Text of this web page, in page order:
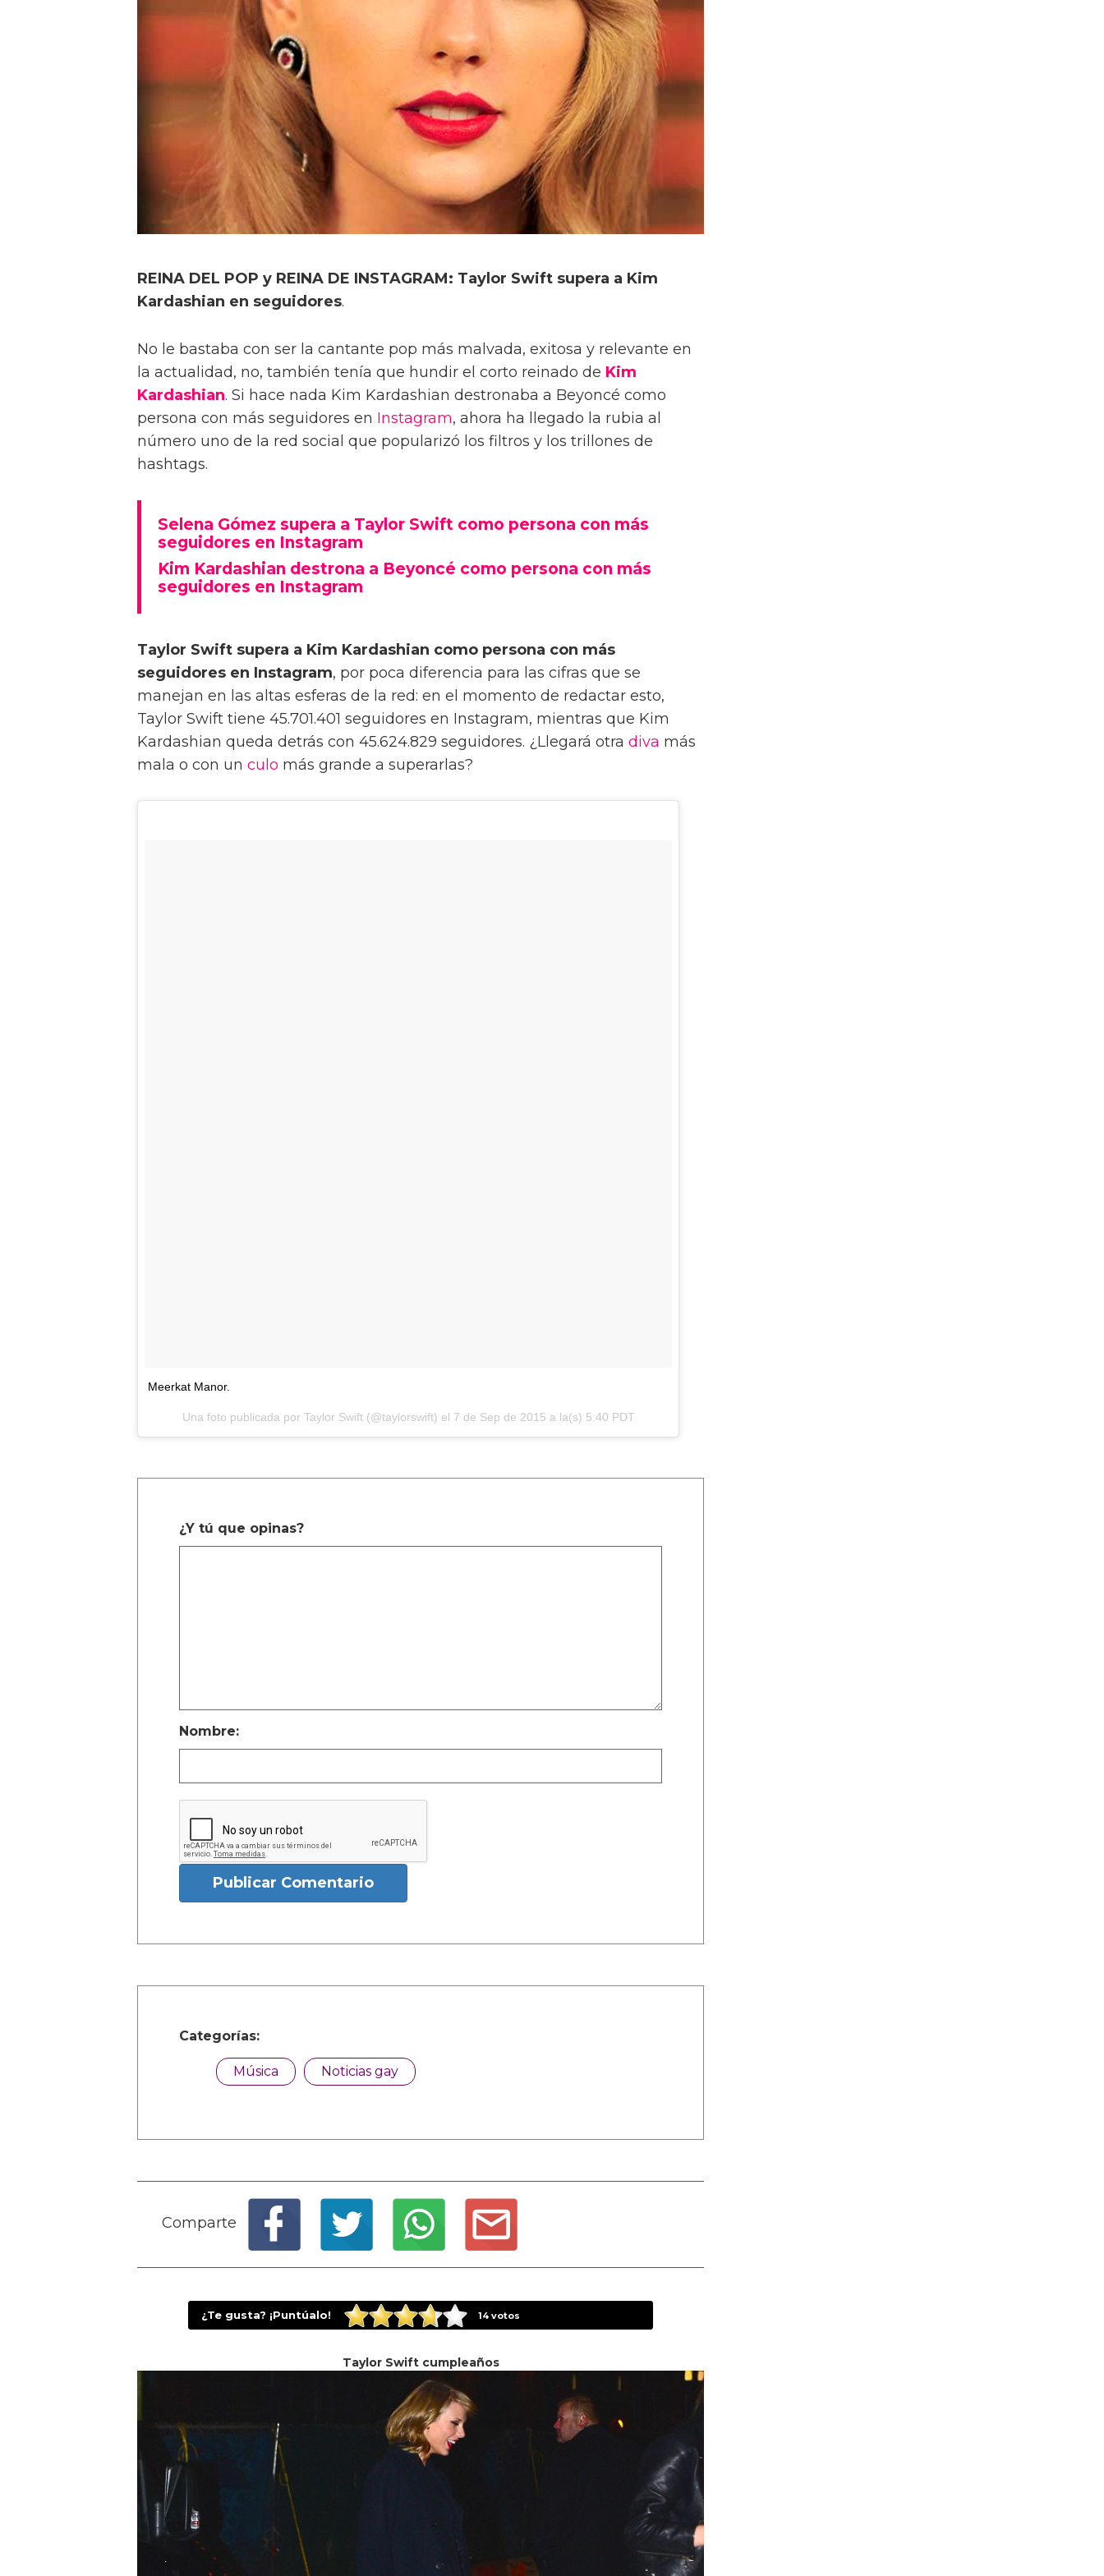
REINA DEL POP y REINA DE INSTAGRAM: Taylor Swift supera a Kim
Kardashian en seguidores.
No le bastaba con ser la cantante pop más malvada, exitosa y relevante en
la actualidad, no, también tenía que hundir el corto reinado de Kim
Kardashian. Si hace nada Kim Kardashian destronaba a Beyoncé como
persona con más seguidores en Instagram, ahora ha llegado la rubia al
número uno de la red social que popularizó los filtros y los trillones de
hashtags.
Selena Gómez supera a Taylor Swift como persona con más
seguidores en Instagram
Kim Kardashian destrona a Beyoncé como persona con más
seguidores en Instagram
Taylor Swift supera a Kim Kardashian como persona con más
seguidores en Instagram, por poca diferencia para las cifras que se
manejan en las altas esferas de la red: en el momento de redactar esto,
Taylor Swift tiene 45.701.401 seguidores en Instagram, mientras que Kim
Kardashian queda detrás con 45.624.829 seguidores. ¿Llegará otra diva más
mala o con un culo más grande a superarlas?
Meerkat Manor.
Una foto publicada por Taylor Swift (@taylorswift) el 7 de Sep de 2015 a la(s) 5:40 PDT
¿Y tú que opinas?
Nombre:
Publicar Comentario
Categorías:
Música Noticias gay
Comparte
¿Te gusta? ¡Puntúalo! 14 votos
Taylor Swift cumpleaños